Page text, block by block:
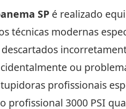
SP é realizado
técnicas modernas
ou
profissionais
profissional 3000 PSI